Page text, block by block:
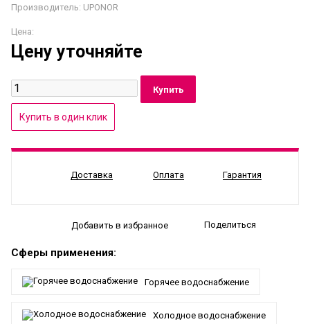
Производитель: UPONOR
Цена:
Цену уточняйте
Доставка Оплата Гарантия
Добавить в избранное Поделиться
Сферы применения:
Горячее водоснабжение
Холодное водоснабжение